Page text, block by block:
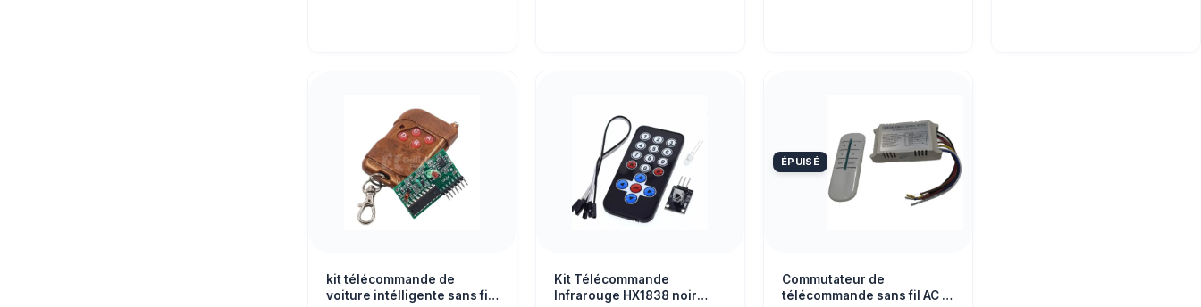
kit télécommande de
voiture intélligente sans fil
Kit Télécommande
Infrarouge HX1838 noir
ÉPUISÉ
Commutateur de
télécommande sans fil AC 4